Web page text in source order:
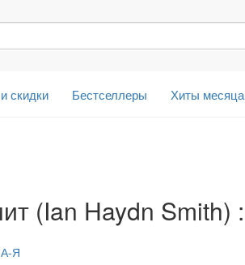
скидки Бестселлеры Хиты месяца
(Ian Haydn Smith) :
А-Я